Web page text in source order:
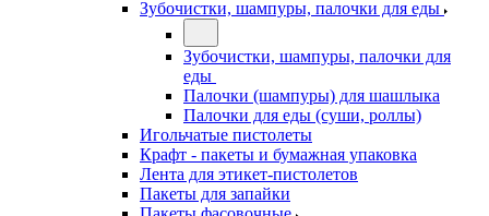
Зубочистки, шампуры, палочки для еды
Зубочистки, шампуры, палочки для
еды
Палочки (шампуры) для шашлыка
Палочки для еды (суши, роллы)
Игольчатые пистолеты
Крафт - пакеты и бумажная упаковка
Лента для этикет-пистолетов
Пакеты для запайки